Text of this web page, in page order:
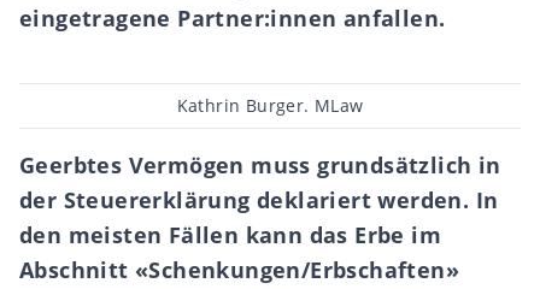
eingetragene Partner:innen anfallen.
Beitragsautor
Kathrin Burger. MLaw
Geerbtes Vermögen muss grundsätzlich in
der Steuererklärung deklariert werden. In
den meisten Fällen kann das Erbe im
Abschnitt «Schenkungen/Erbschaften»